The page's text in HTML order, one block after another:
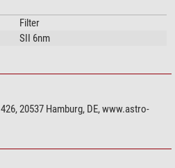
Filter
SII 6nm
20537 Hamburg, DE, www.astro-